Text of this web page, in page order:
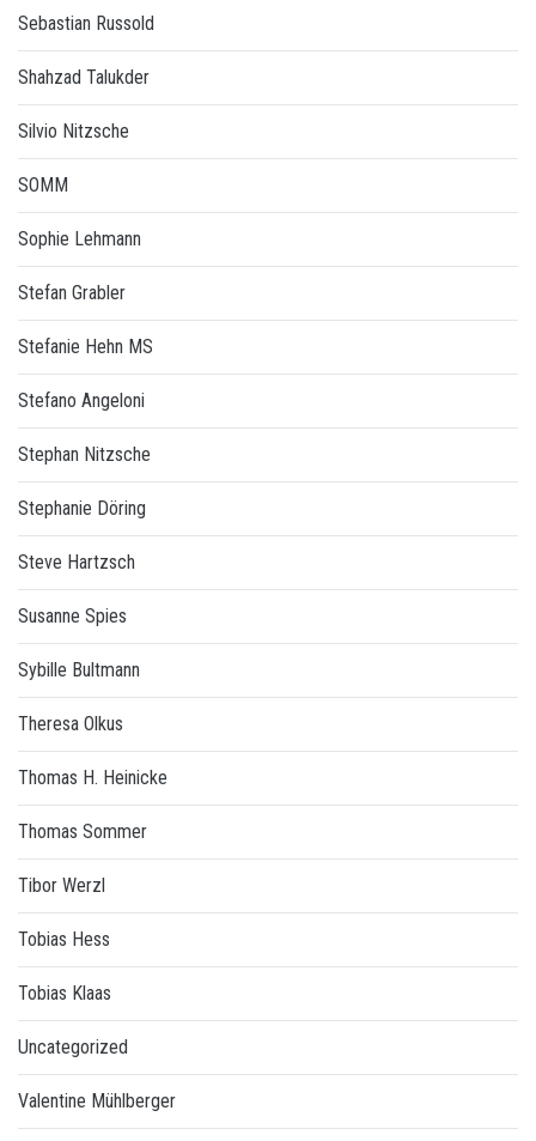
Sebastian Russold
Shahzad Talukder
Silvio Nitzsche
SOMM
Sophie Lehmann
Stefan Grabler
Stefanie Hehn MS
Stefano Angeloni
Stephan Nitzsche
Stephanie Döring
Steve Hartzsch
Susanne Spies
Sybille Bultmann
Theresa Olkus
Thomas H. Heinicke
Thomas Sommer
Tibor Werzl
Tobias Hess
Tobias Klaas
Uncategorized
Valentine Mühlberger